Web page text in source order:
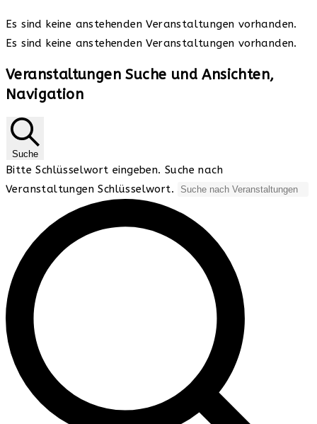
Es sind keine anstehenden Veranstaltungen vorhanden.
Es sind keine anstehenden Veranstaltungen vorhanden.
Veranstaltungen Suche und Ansichten,
Navigation
Suche
Bitte Schlüsselwort eingeben. Suche nach
Veranstaltungen Schlüsselwort.